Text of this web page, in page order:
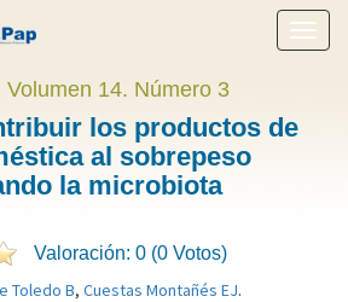
menú
14. Número 3
los productos de
al sobrepeso
la microbiota
Valoración: 0 (0 Votos)
Toledo B, Cuestas Montañés EJ.